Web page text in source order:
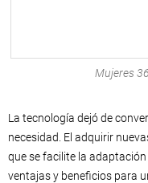
Mujeres
La tecnología dejó de
necesidad. El adquirir
que se facilite la
ventajas y beneficios para